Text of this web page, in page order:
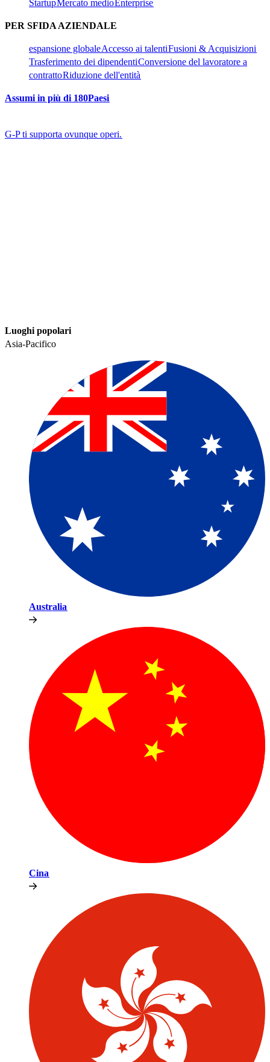
Startup​​Mercato medio​​ Enterprise​​
PER SFIDA AZIENDALE​​
espansione globale​​Accesso ai talenti​​Fusioni & Acquisizioni​​
Trasferimento dei dipendenti​​Conversione del lavoratore a
contratto​​Riduzione dell'entità​​
Assumi in più di 180Paesi​​
G-P ti supporta ovunque operi.​​
Luoghi popolari​​
Asia-Pacifico​​
Australia​​
Cina​​